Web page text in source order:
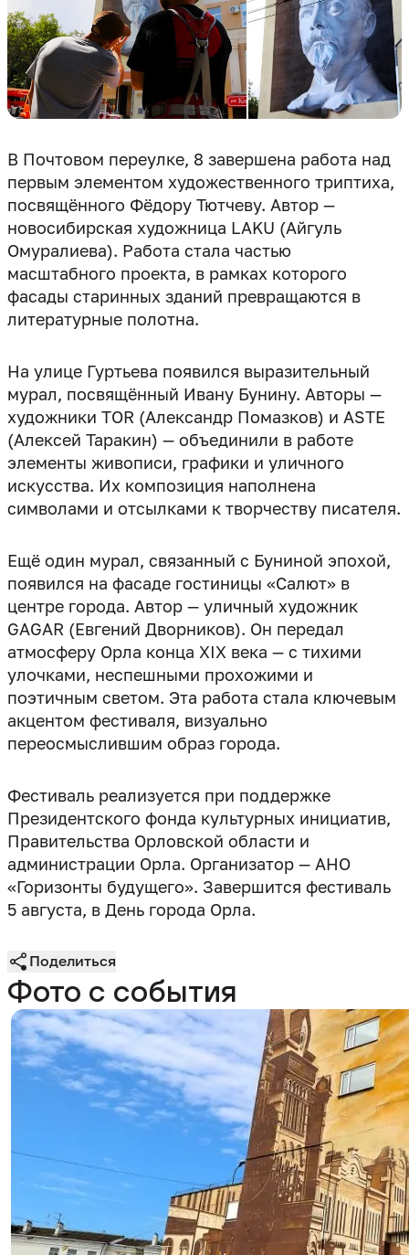
В Почтовом переулке, 8 завершена работа над
первым элементом художественного триптиха,
посвящённого Фёдору Тютчеву. Автор —
новосибирская художница LAKU (Айгуль
Омуралиева). Работа стала частью
масштабного проекта, в рамках которого
фасады старинных зданий превращаются в
На улице Гуртьева появился выразительный
мурал, посвящённый Ивану Бунину. Авторы —
художники TOR (Александр Помазков) и ASTE
(Алексей Таракин) — объединили в работе
элементы живописи, графики и уличного
искусства. Их композиция наполнена
Ещё один мурал, связанный с Буниной эпохой,
появился на фасаде гостиницы «Салют» в
центре города. Автор — уличный художник
GAGAR (Евгений Дворников). Он передал
атмосферу Орла конца XIX века — с тихими
улочками, неспешными прохожими и
поэтичным светом. Эта работа стала ключевым
акцентом фестиваля, визуально
Фестиваль реализуется при поддержке
Президентского фонда культурных инициатив,
Правительства Орловской области и
администрации Орла. Организатор — АНО
«Горизонты будущего». Завершится фестиваль
5 августа, в День города Орла.
Поделиться
Фото с события